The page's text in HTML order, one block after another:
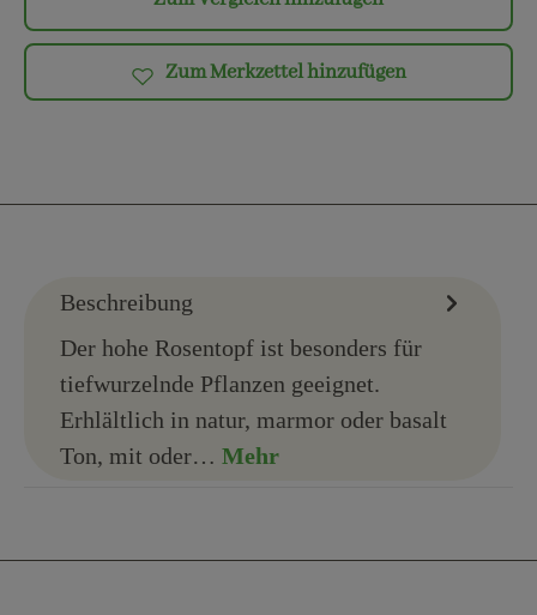
Zum Merkzettel hinzufügen
Beschreibung
Der hohe Rosentopf ist besonders für
tiefwurzelnde Pflanzen geeignet.
Erhlältlich in natur, marmor oder basalt
Ton, mit oder… Mehr